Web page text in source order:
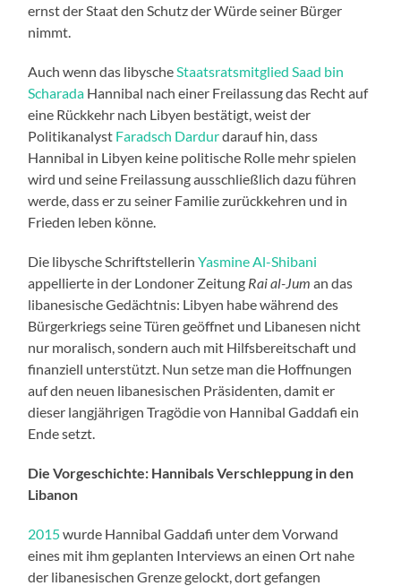
ernst der Staat den Schutz der Würde seiner Bürger
nimmt.
Auch wenn das libysche Staatsratsmitglied Saad bin
Scharada Hannibal nach einer Freilassung das Recht auf
eine Rückkehr nach Libyen bestätigt, weist der
Politikanalyst Faradsch Dardurdarauf hin, dass
Hannibal in Libyen keine politische Rolle mehr spielen
wird und seine Freilassung ausschließlich dazu führen
werde, dass er zu seiner Familie zurückkehren und in
Frieden leben könne.
Die libysche SchriftstellerinYasmine Al-Shibani
appellierte in der Londoner Zeitung Rai al-Jum an das
libanesische Gedächtnis: Libyen habe während des
Bürgerkriegs seine Türen geöffnet und Libanesen nicht
nur moralisch, sondern auch mit Hilfsbereitschaft und
finanziell unterstützt. Nun setze man die Hoffnungen
auf den neuen libanesischen Präsidenten, damit er
dieser langjährigen Tragödie von Hannibal Gaddafi ein
Ende setzt.
Die Vorgeschichte: Hannibals Verschleppung in den
Libanon
2015wurde Hannibal Gaddafi unter dem Vorwand
eines mit ihm geplanten Interviews an einen Ort nahe
der libanesischen Grenze gelockt, dort gefangen